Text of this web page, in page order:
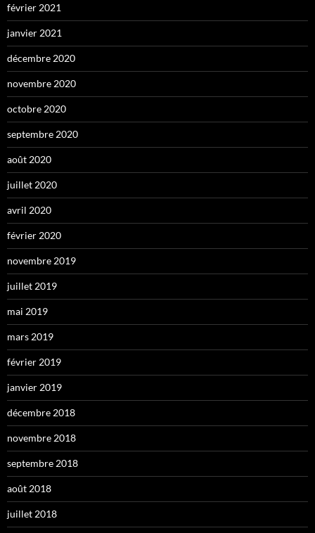
février 2021
janvier 2021
décembre 2020
novembre 2020
octobre 2020
septembre 2020
août 2020
juillet 2020
avril 2020
février 2020
novembre 2019
juillet 2019
mai 2019
mars 2019
février 2019
janvier 2019
décembre 2018
novembre 2018
septembre 2018
août 2018
juillet 2018